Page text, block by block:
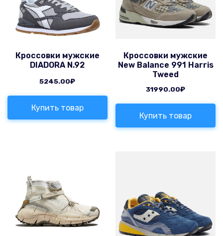
Кроссовки мужские
DIADORA N.92
5245.00₽
Купить товар
Кроссовки мужские
New Balance 991 Harris
Tweed
31990.00₽
Купить товар